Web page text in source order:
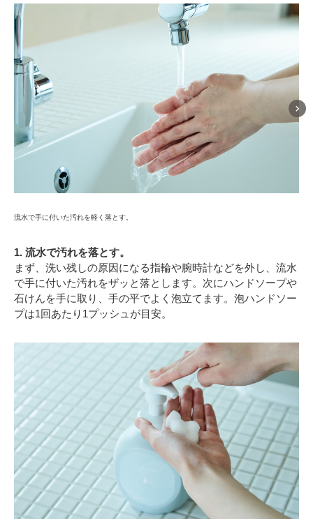
流水で手に付いた汚れを軽く落とす。
1. 流水で汚れを落とす。
まず、洗い残しの原因になる指輪や腕時計などを外し、流水
で手に付いた汚れをザッと落とします。次にハンドソープや
石けんを手に取り、手の平でよく泡立てます。泡ハンドソー
プは1回あたり1プッシュが目安。